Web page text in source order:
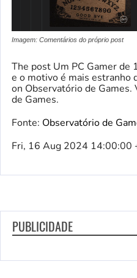
Imagem: Comentários do próprio post
The post Um PC Gamer de
e o motivo é mais estranho
on Observatório de
de Games.
Fonte: Observatório de
Fri, 16 Aug 2024 14:00:00
PUBLICIDADE